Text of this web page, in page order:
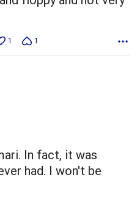
1 1
In fact, it was
had. I won't be